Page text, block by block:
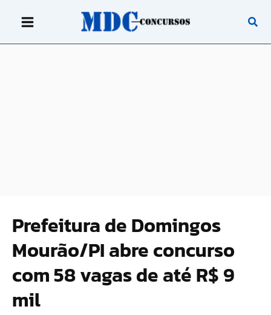
Prefeitura de Domingos
Mourão/PI abre concurso
com 58 vagas de até R$ 9
mil